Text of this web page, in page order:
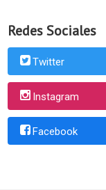
Redes Sociales
Twitter
Instagram
Facebook